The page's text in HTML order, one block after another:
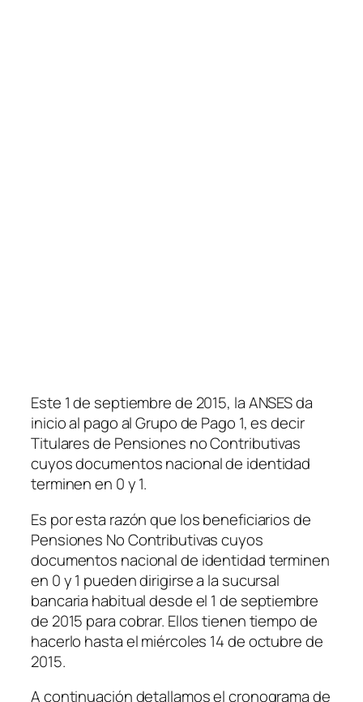
Este 1 de septiembre de 2015, la ANSES da
inicio al pago al Grupo de Pago 1, es decir
Titulares de Pensiones no Contributivas
cuyos documentos nacional de identidad
terminen en 0 y 1.
Es por esta razón que los beneficiarios de
Pensiones No Contributivas cuyos
documentos nacional de identidad terminen
en 0 y 1 pueden dirigirse a la sucursal
bancaria habitual desde el 1 de septiembre
de 2015 para cobrar. Ellos tienen tiempo de
hacerlo hasta el miércoles 14 de octubre de
2015.
A continuación detallamos el cronograma de